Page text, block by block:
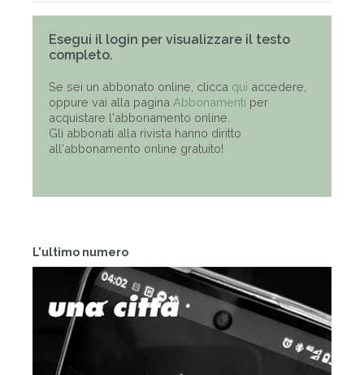
L'ultimo numero
Esegui il login per visualizzare il testo
completo.
Se sei un abbonato online, clicca qui accedere,
oppure vai alla pagina Abbonamenti per
acquistare l'abbonamento online.
Gli abbonati alla rivista hanno diritto
all'abbonamento online gratuito!